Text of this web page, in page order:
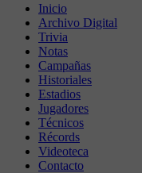
Inicio
Archivo Digital
Trivia
Notas
Campañas
Historiales
Estadios
Jugadores
Técnicos
Récords
Videoteca
Contacto